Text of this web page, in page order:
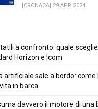
[CRONACA] 29 APR 2024
a confronto: quale
Horizon e Icom
artificiale sale a bordo: come
in barca
davvero il motore di una